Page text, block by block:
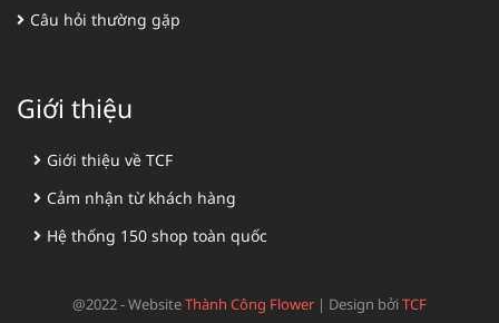
Câu hỏi thường gặp
Giới thiệu
Giới thiệu về TCF
Cảm nhận từ khách hàng
Hệ thống 150 shop toàn quốc
@2022 - WebsiteThành Công Flower | Design bởiTCF